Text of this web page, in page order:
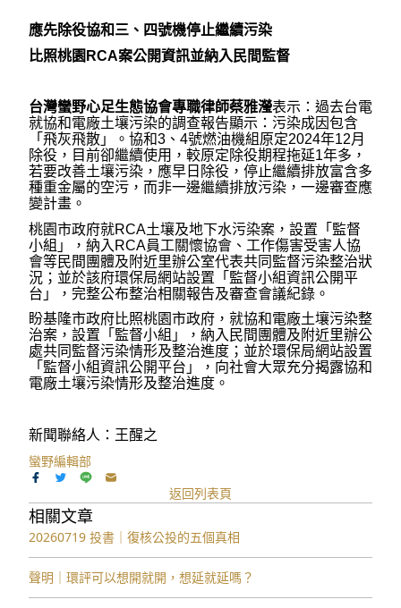
應先除役協和三、四號機停止繼續污染
比照桃園RCA案公開資訊並納入民間監督
台灣蠻野心足生態協會專職律師蔡雅瀅表示：過去台電
就協和電廠土壤污染的調查報告顯示：污染成因包含
「飛灰飛散」。協和3、4號燃油機組原定2024年12月
除役，目前卻繼續使用，較原定除役期程拖延1年多，
若要改善土壤污染，應早日除役，停止繼續排放富含多
種重金屬的空污，而非一邊繼續排放污染，一邊審查應
變計畫。
桃園市政府就RCA土壤及地下水污染案，設置「監督
小組」，納入RCA員工關懷協會、工作傷害受害人協
會等民間團體及附近里辦公室代表共同監督污染整治狀
況；並於該府環保局網站設置「監督小組資訊公開平
台」，完整公布整治相關報告及審查會議紀錄。
盼基隆市政府比照桃園市政府，就協和電廠土壤污染整
治案，設置「監督小組」，納入民間團體及附近里辦公
處共同監督污染情形及整治進度；並於環保局網站設置
「監督小組資訊公開平台」，向社會大眾充分揭露協和
電廠土壤污染情形及整治進度。
新聞聯絡人：王醒之
蠻野編輯部
返回列表頁
相關文章
20260719 投書｜復核公投的五個真相
聲明｜環評可以想開就開，想延就延嗎？